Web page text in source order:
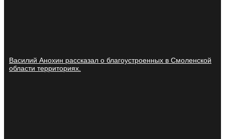
Василий Анохин рассказал о благоустроенных в Смоленской
области территориях.